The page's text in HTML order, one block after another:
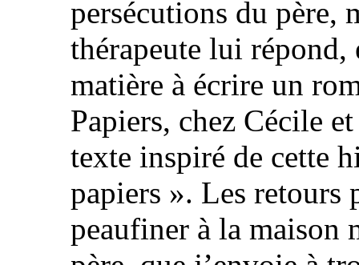
persécutions du père,
thérapeute lui répond,
matière à écrire un
Papiers, chez Cécile
texte inspiré de cette
papiers ». Les retours
peaufiner à la maison